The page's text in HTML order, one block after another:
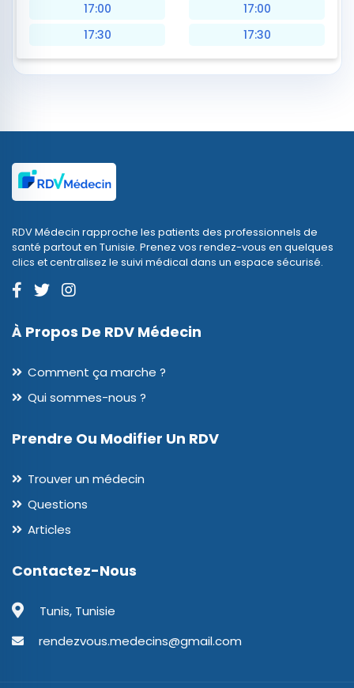
17:00
17:30
17:00
17:30
RDV Médecin rapproche les patients des professionnels de
santé partout en Tunisie. Prenez vos rendez-vous en quelques
clics et centralisez le suivi médical dans un espace sécurisé.
À Propos De RDV Médecin
Comment ça marche ?
Qui sommes-nous ?
Prendre Ou Modifier Un RDV
Trouver un médecin
Questions
Articles
Contactez-Nous
Tunis, Tunisie
rendezvous.medecins@gmail.com